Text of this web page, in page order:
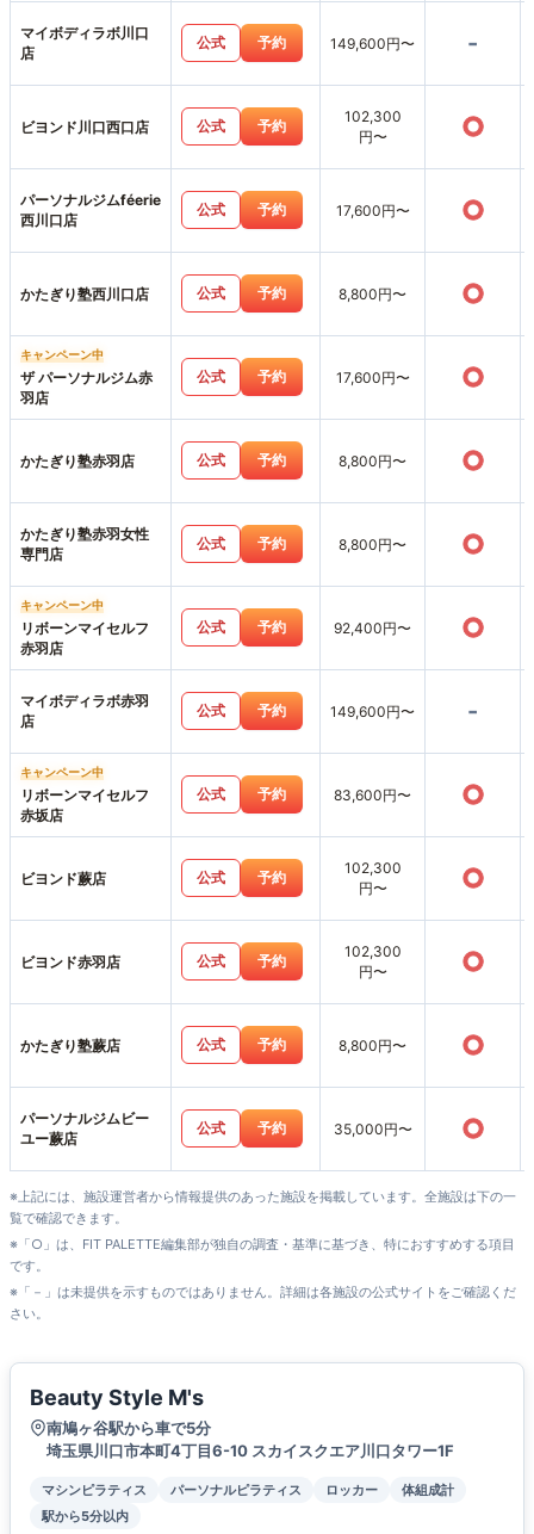
マイボディラボ川口
店
公式 予約 149,600円〜 -
ビヨンド川口西口店 公式 予約
102,300
円〜
○
パーソナルジムféerie
西川口店
公式 予約 17,600円〜 ○
かたぎり塾西川口店 公式 予約 8,800円〜 ○
キャンペーン中
ザ パーソナルジム赤
羽店
公式 予約 17,600円〜 ○
かたぎり塾赤羽店 公式 予約 8,800円〜 ○
かたぎり塾赤羽女性
専門店
公式 予約 8,800円〜 ○
キャンペーン中
リボーンマイセルフ
赤羽店
公式 予約 92,400円〜 ○
マイボディラボ赤羽
店
公式 予約 149,600円〜 -
キャンペーン中
リボーンマイセルフ
赤坂店
公式 予約 83,600円〜 ○
ビヨンド蕨店 公式 予約
102,300
円〜
○
ビヨンド赤羽店 公式 予約
102,300
円〜
○
かたぎり塾蕨店 公式 予約 8,800円〜 ○
パーソナルジムビー
ユー蕨店
公式 予約 35,000円〜 ○
※上記には、施設運営者から情報提供のあった施設を掲載しています。全施設は下の一
覧で確認できます。
※「○」は、FIT PALETTE編集部が独自の調査・基準に基づき、特におすすめする項目
です。
※「－」は未提供を示すものではありません。詳細は各施設の公式サイトをご確認くだ
さい。
Beauty Style M's
南鳩ヶ谷駅から車で5分
埼玉県川口市本町4丁目6-10 スカイスクエア川口タワー1F
マシンピラティス パーソナルピラティス ロッカー
体組成計
駅から5分以内